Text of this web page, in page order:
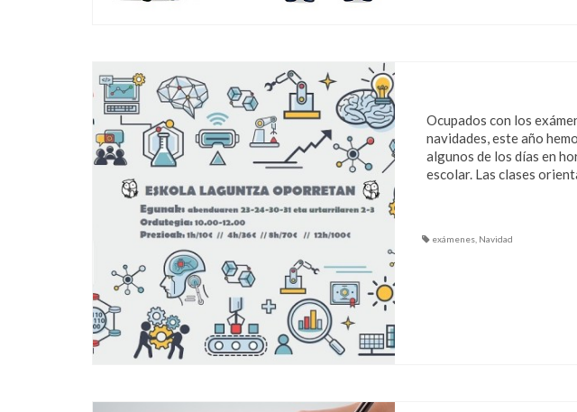
Ocupados con los
navidades, este año
algunos de los días en
escolar. Las clases
exámenes, Navidad